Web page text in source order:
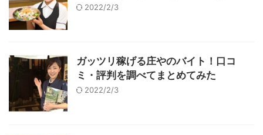
2022/2/3
ガッツリ稼げる庄やのバイト！口コ
ミ・評判を調べてまとめてみた
2022/2/3